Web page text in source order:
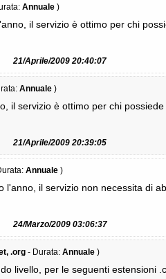
Annuale)
il servizio è ottimo per chi
21/Aprile/2009 20:40:07
Annuale)
il servizio è ottimo per chi
21/Aprile/2009 20:39:05
Annuale)
il servizio non necessita di
24/Marzo/2009 03:06:37
.org- Durata: Annuale)
livello, per le seguenti estensioni